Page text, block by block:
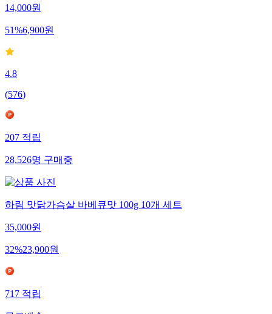
14,000원
51%6,900원
4.8
(576)
207적립
28,526명구매중
하림 맛닭가슴살 바베큐맛 100g 10개 세트
35,000원
32%23,900원
717적립